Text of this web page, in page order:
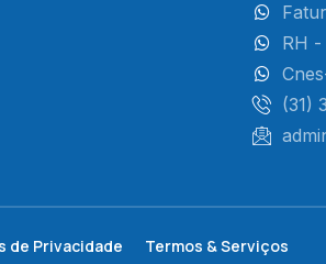
RH -
(31)
de Privacidade Termos & Serviços